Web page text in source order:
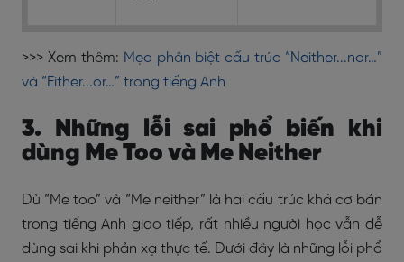
>>> Xem thêm: Mẹo phân biệt cấu trúc “Neither...nor…”
và “Either...or…” trong tiếng Anh
3. Những lỗi sai phổ biến khi
dùng Me Too và Me Neither
Dù “Me too” và “Me neither” là hai cấu trúc khá cơ bản
trong tiếng Anh giao tiếp, rất nhiều người học vẫn dễ
dùng sai khi phản xạ thực tế. Dưới đây là những lỗi phổ